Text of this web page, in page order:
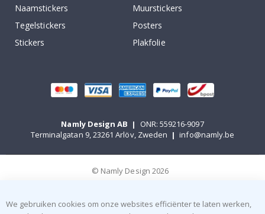
Naamstickers
Muurstickers
Tegelstickers
Posters
Stickers
Plakfolie
Namly Design AB |
ONR: 559216-9097
Terminalgatan 9, 23261 Arlöv, Zweden | info@namly.be
© Namly Design 2026
We gebruiken cookies om onze websites efficiënter te laten werken,